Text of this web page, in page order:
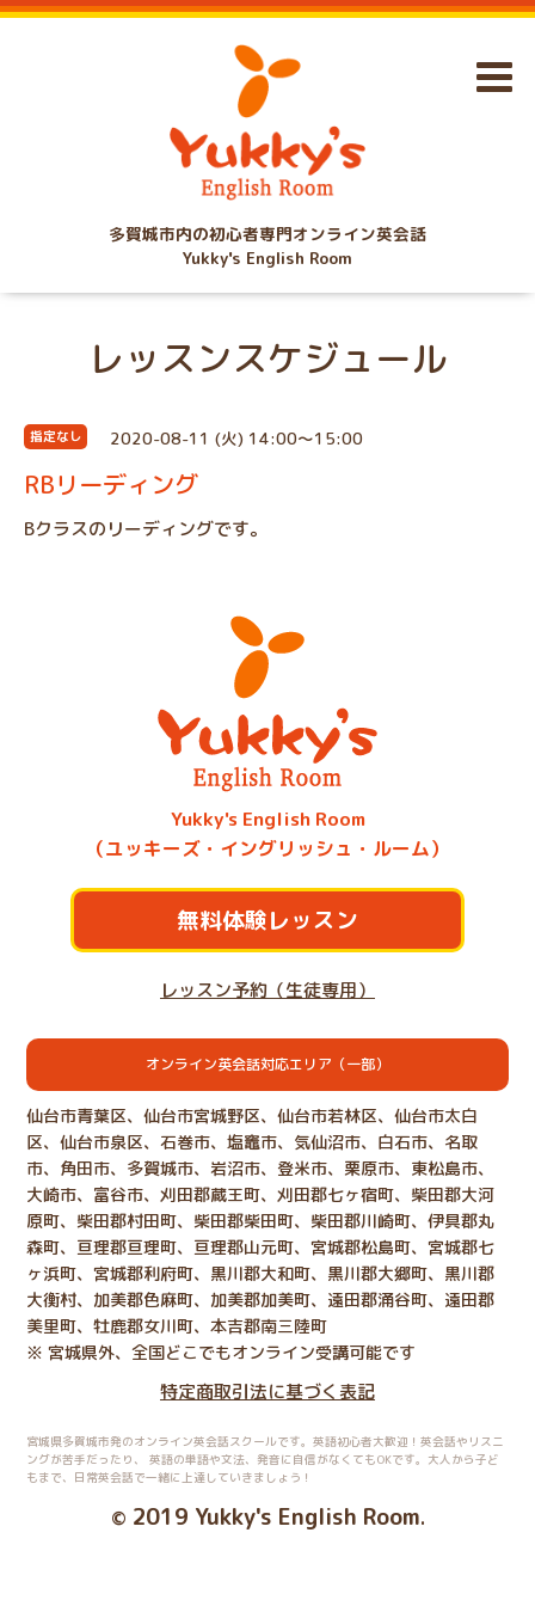
多賀城市内の初心者専門オンライン英会話
Yukky's English Room
レッスンスケジュール
指定なし 2020-08-11 (火) 14:00～15:00
RBリーディング
Bクラスのリーディングです。
Yukky's English Room
（ユッキーズ・イングリッシュ・ルーム）
無料体験レッスン
レッスン予約（生徒専用）
オンライン英会話対応エリア（一部）
仙台市青葉区、仙台市宮城野区、仙台市若林区、仙台市太白
区、仙台市泉区、石巻市、塩竈市、気仙沼市、白石市、名取
市、角田市、多賀城市、岩沼市、登米市、栗原市、東松島市、
大崎市、富谷市、刈田郡蔵王町、刈田郡七ヶ宿町、柴田郡大河
原町、柴田郡村田町、柴田郡柴田町、柴田郡川崎町、伊具郡丸
森町、亘理郡亘理町、亘理郡山元町、宮城郡松島町、宮城郡七
ヶ浜町、宮城郡利府町、黒川郡大和町、黒川郡大郷町、黒川郡
大衡村、加美郡色麻町、加美郡加美町、遠田郡涌谷町、遠田郡
美里町、牡鹿郡女川町、本吉郡南三陸町
※ 宮城県外、全国どこでもオンライン受講可能です
特定商取引法に基づく表記
宮城県多賀城市発のオンライン英会話スクールです。英語初心者大歓迎！英会話やリスニ
ングが苦手だったり、
英語の単語や文法、発音に自信がなくてもOKです。大人から子ど
もまで、日常英会話で一緒に上達していきましょう！
© 2019 Yukky's English Room.